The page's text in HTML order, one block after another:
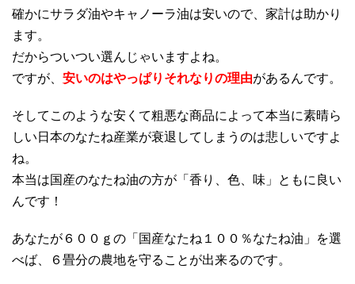
確かにサラダ油やキャノーラ油は安いので、家計は助かり
ます。
だからついつい選んじゃいますよね。
ですが、 安いのはやっぱりそれなりの理由があるんです。
そしてこのような安くて粗悪な商品によって本当に素晴ら
しい日本のなたね産業が衰退してしまうのは悲しいですよ
ね。
本当は国産のなたね油の方が「香り、色、味」ともに良い
んです！
あなたが６００ｇの「国産なたね１００％なたね油」を選
べば、６畳分の農地を守ることが出来るのです。